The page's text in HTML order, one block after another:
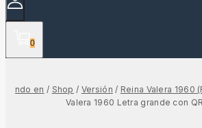
0
ndo en / Shop / Versión / Reina Valera 1960
Valera 1960 Letra grande con